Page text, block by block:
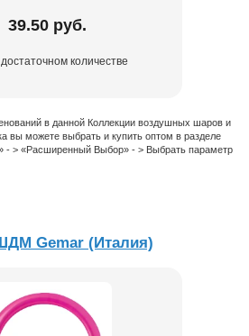
39.50 руб.
количестве
в данной Коллекции воздушных шаров и
вы можете выбрать и купить оптом в разделе
- > «Расширенный Выбор» - > Выбрать параметр
Gemar (Италия)